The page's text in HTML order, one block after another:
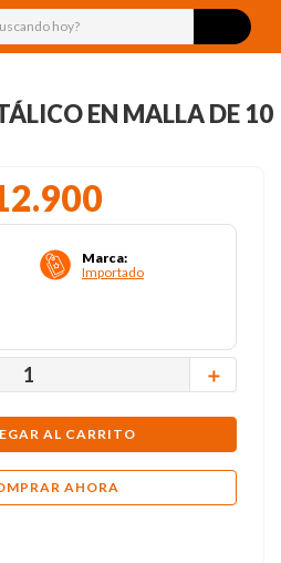
hoy?
EN MALLA DE 10
.900
Marca:
Importado
＋
AL CARRITO
AHORA